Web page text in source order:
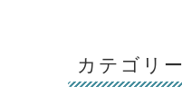
カテゴリー